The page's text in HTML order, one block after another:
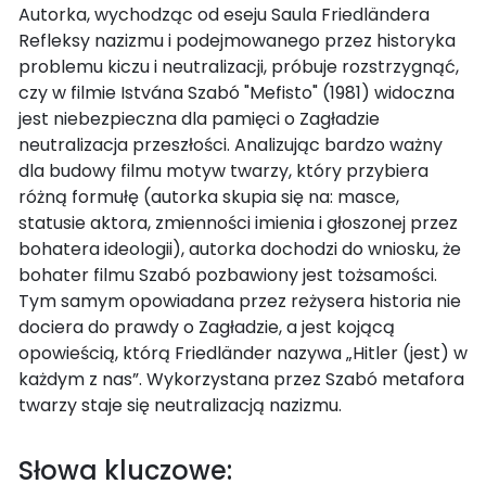
Autorka, wychodząc od eseju Saula Friedländera
Refleksy nazizmu i podejmowanego przez historyka
problemu kiczu i neutralizacji, próbuje rozstrzygnąć,
czy w filmie Istvána Szabó "Mefisto" (1981) widoczna
jest niebezpieczna dla pamięci o Zagładzie
neutralizacja przeszłości. Analizując bardzo ważny
dla budowy filmu motyw twarzy, który przybiera
różną formułę (autorka skupia się na: masce,
statusie aktora, zmienności imienia i głoszonej przez
bohatera ideologii), autorka dochodzi do wniosku, że
bohater filmu Szabó pozbawiony jest tożsamości.
Tym samym opowiadana przez reżysera historia nie
dociera do prawdy o Zagładzie, a jest kojącą
opowieścią, którą Friedländer nazywa „Hitler (jest) w
każdym z nas”. Wykorzystana przez Szabó metafora
twarzy staje się neutralizacją nazizmu.
Słowa kluczowe: